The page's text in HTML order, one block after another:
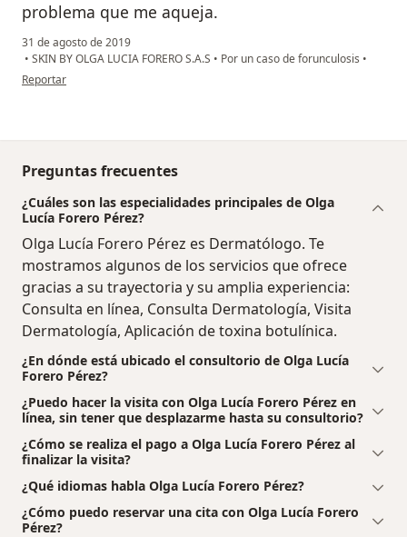
problema que me aqueja.
31 de agosto de 2019
• SKIN BY OLGA LUCIA FORERO S.A.S • Por un caso de forunculosis •
en opinión del usuario Cuenta eliminada
Reportar
Preguntas frecuentes
¿Cuáles son las especialidades principales de Olga
Lucía Forero Pérez?
Olga Lucía Forero Pérez es Dermatólogo. Te
mostramos algunos de los servicios que ofrece
gracias a su trayectoria y su amplia experiencia:
Consulta en línea, Consulta Dermatología, Visita
Dermatología, Aplicación de toxina botulínica.
¿En dónde está ubicado el consultorio de Olga Lucía
Forero Pérez?
¿Puedo hacer la visita con Olga Lucía Forero Pérez en
línea, sin tener que desplazarme hasta su consultorio?
¿Cómo se realiza el pago a Olga Lucía Forero Pérez al
finalizar la visita?
¿Qué idiomas habla Olga Lucía Forero Pérez?
¿Cómo puedo reservar una cita con Olga Lucía Forero
Pérez?